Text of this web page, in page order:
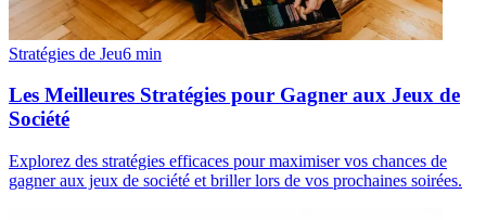
Stratégies de Jeu6 min
Les Meilleures Stratégies pour Gagner aux Jeux de
Société
Explorez des stratégies efficaces pour maximiser vos chances de
gagner aux jeux de société et briller lors de vos prochaines soirées.